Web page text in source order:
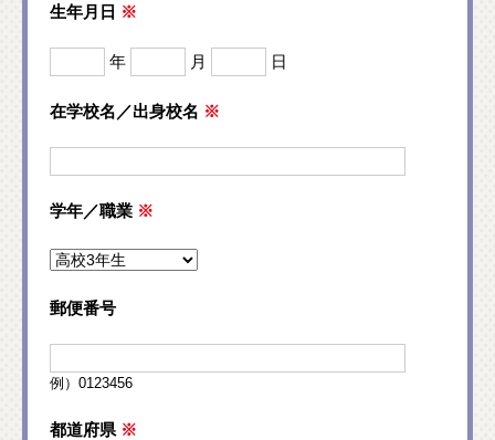
生年月日 ※
年 月 日
在学校名／出身校名 ※
学年／職業 ※
郵便番号
例）0123456
都道府県 ※